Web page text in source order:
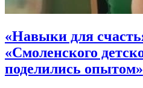
«Навыки для
«Смоленского
поделились опытом»